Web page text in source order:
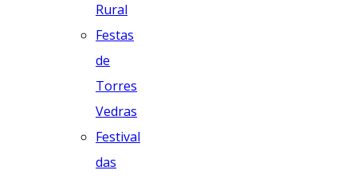
Rural
Festas
de
Torres
Vedras
Festival
das